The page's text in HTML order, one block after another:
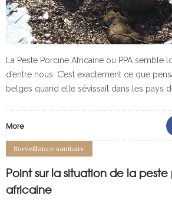
La Peste Porcine Africaine ou PPA semble
d’entre nous. C’est exactement ce que
belges quand elle sévissait dans les pays
More
Surveillance sanitaire
Point sur la situation de la
africaine